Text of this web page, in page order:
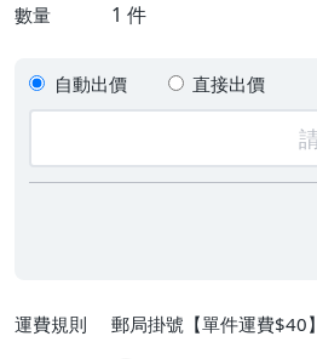
數量 1 件
自動出價 直接出價
運費規則
郵局掛號【單件運費$40】